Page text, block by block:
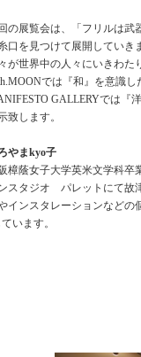
の展覧会は、「フリルは武
口を見つけて展開していき
が世界中の人々にいきわ
では『和』を意識し
GALLERYでは『
致します。
やまkyo子
樟蔭女子大学英米文学科卒
スタジオ パレットにて故
インスタレーションなどの
います。